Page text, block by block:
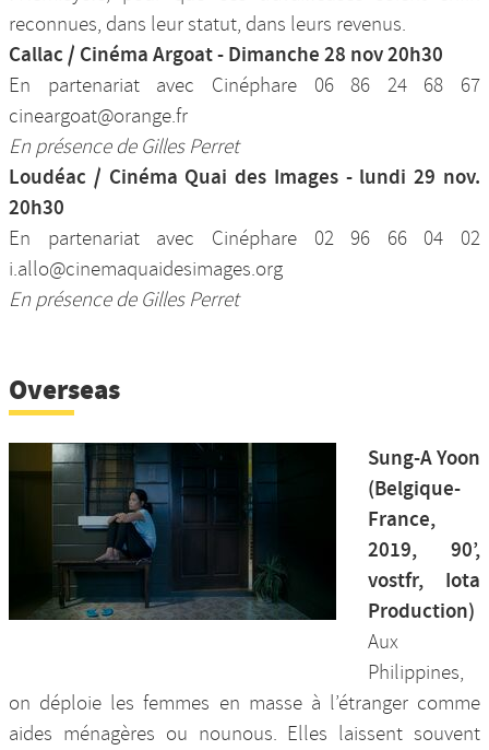
reconnues, dans leur statut, dans leurs revenus.
Callac / Cinéma Argoat - Dimanche 28 nov 20h30
En partenariat avec Cinéphare 06 86 24 68 67
cineargoat@orange.fr
En présence de Gilles Perret
Loudéac / Cinéma Quai des Images - lundi 29 nov.
20h30
En partenariat avec Cinéphare 02 96 66 04 02
i.allo@cinemaquaidesimages.org
En présence de Gilles Perret
Overseas
Sung-A Yoon
(Belgique-
France,
2019, 90’,
vostfr, Iota
Production)
Aux
Philippines,
on déploie les femmes en masse à l’étranger comme
aides ménagères ou nounous. Elles laissent souvent